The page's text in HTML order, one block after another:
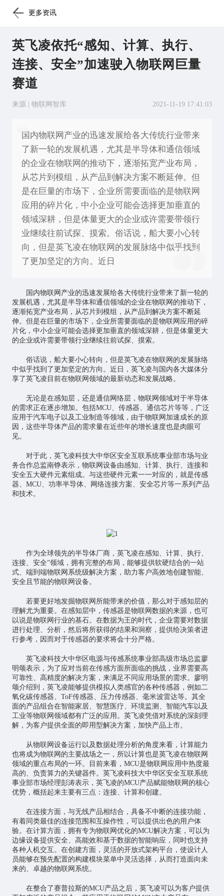
更多资讯
英飞凌依托“感知、计算、执行、
连接、安全”加速驶入物联网巨量
赛道
来源 | 物联网智库 2021-11-19 17:41:03
国内物联网产业的迅速发展给各大传统行业带来
了新一轮的发展机遇，尤其是半导体和通信领域
的企业在物联网的推动下，逐渐拓宽产业布局，
从芯片到模组，从产品到解决方案不断延伸。但
是在巨量的市场下，企业所需要面临的是物联网
应用的碎片化，中小企业可能会选择更加垂直的
领域深耕，但是体量更大的企业或许需要带领行
业继续往前试探、摸索。俗话说，船大要小心转
向，但是英飞凌在物联网的发展脉络中似乎找到
了更加坚定的方向。近日
国内物联网 产业的迅速发展给各大传统行业带来了新一轮的
发展机遇，尤其是半导体和通信领域的企业在物联网的推动下，
逐渐拓宽产业布局，从芯片到模组，从产品到解决方案不断延
伸。但是在巨量的市场下，企业所需要面临的是物联网应用 的碎
片化，中小企业可能会选择更加垂直的领域深耕，但是体量更大
的企业或许需要带领行业继续往前试探、摸索。
俗话说，船大要小心转向，但是英飞凌在物联网的发展脉络
中似乎找到了更加坚定的方向。近日，英飞凌与国内各大媒体分
享了英飞凌目前在物联网领域的最新动态和发展战略。
无论是在感知层，还是通信网络层，物联网领域对于半导体
的需求正在逐步增加。包括MCU、传感器、通信芯片等等，广泛
应用于汽车电子以及工业制造等领域，由于物联网加速成长的原
因，这些半导体产品的需求量在近些年的增长速度也是肉眼可
见。
对于此，英飞凌科技大中华区安全互联系统事业部市场与业
务合作总监南铮表示，物联网设备由感知、计算、执行、连接和
安全五大硬件元素组成。与这些硬件元素一一对应的，就是传感
器、MCU、功率半导体、网络连接方案、安全芯片等一系列产品
和技术。
作为全球领先的半导体厂商，英飞凌在感知、计算、执行、
连接、安全”领域，拥有完整的布局，能够提供软硬结合的一站
式、端到端物联网系统级解决方案，助力客户高效地创建智能、
安全且节能的物联网设备。
若要更好地发掘物联网所能带来的价值，那么对于感知层的
理解尤为重要。在感知层中，传感器是物联网数据的来源，也可
以说是物联网行业的基石。在数据为王的时代，企业需要对数据
进行处理、分析，然后将所获得的结果和洞察，提供给决策者进
行参考，因而对于传感器的要求将会十分严格。
英飞凌科技大中华区电源与传感系统事业部高级市场总监廖
明颂表示，为了应对当前在传感方面所面临的挑战，业界需要高
可靠性、高精度的解决方案，来满足不同应用场景的需求。廖明
颂介绍到，英飞凌能够提供模拟人类感官的各种传感器，例如二
氧化碳传感器、ToF传感器、压力传感器、毫米波雷达等。其全
面的产品组合在智能家居、 智慧医疗 、环境监测、智能汽车以及
工业等物联网领域都有广泛的应用。英飞凌凭借对系统的深刻理
解，为客户提供全面的即用型解决方案，加快产品上市。
从物联网设备运行以及数据处理分析的角度来看，计算能力
也将成为物联网的主要战场之一，所以计算也是英飞凌在物联网
领域的重点布局的一环。目前来看，MCU是物联网应用中热度最
高的、负责算力的关键器件。英飞凌科技大中华区安全互联系统
事业部市场经理彭涛表示，英飞凌的MCU产品赋能物联网的核心
优势，概括起来主要有三点：连接、计算和创建。
在连接方面，与无线产品相结合，具备不中断的连接功能，
有着同类最佳的连接范围和互操作性，可以提供出色的用户体
验。在计算方面，拥有专为物联网优化的MCU解决方案，可以为
边缘设备提供安全、高能效和基于数据的智能响应，同时也支持
各种人机交互。在创建方面，灵活的开放式架构平台，使设计人
员能够在预先配置的构建模块菜单中灵活选择，从而打造面向未
来的、卓越的物联网系统。
在整合了赛普拉斯的MCU产品之后，英飞凌可以为客户提供